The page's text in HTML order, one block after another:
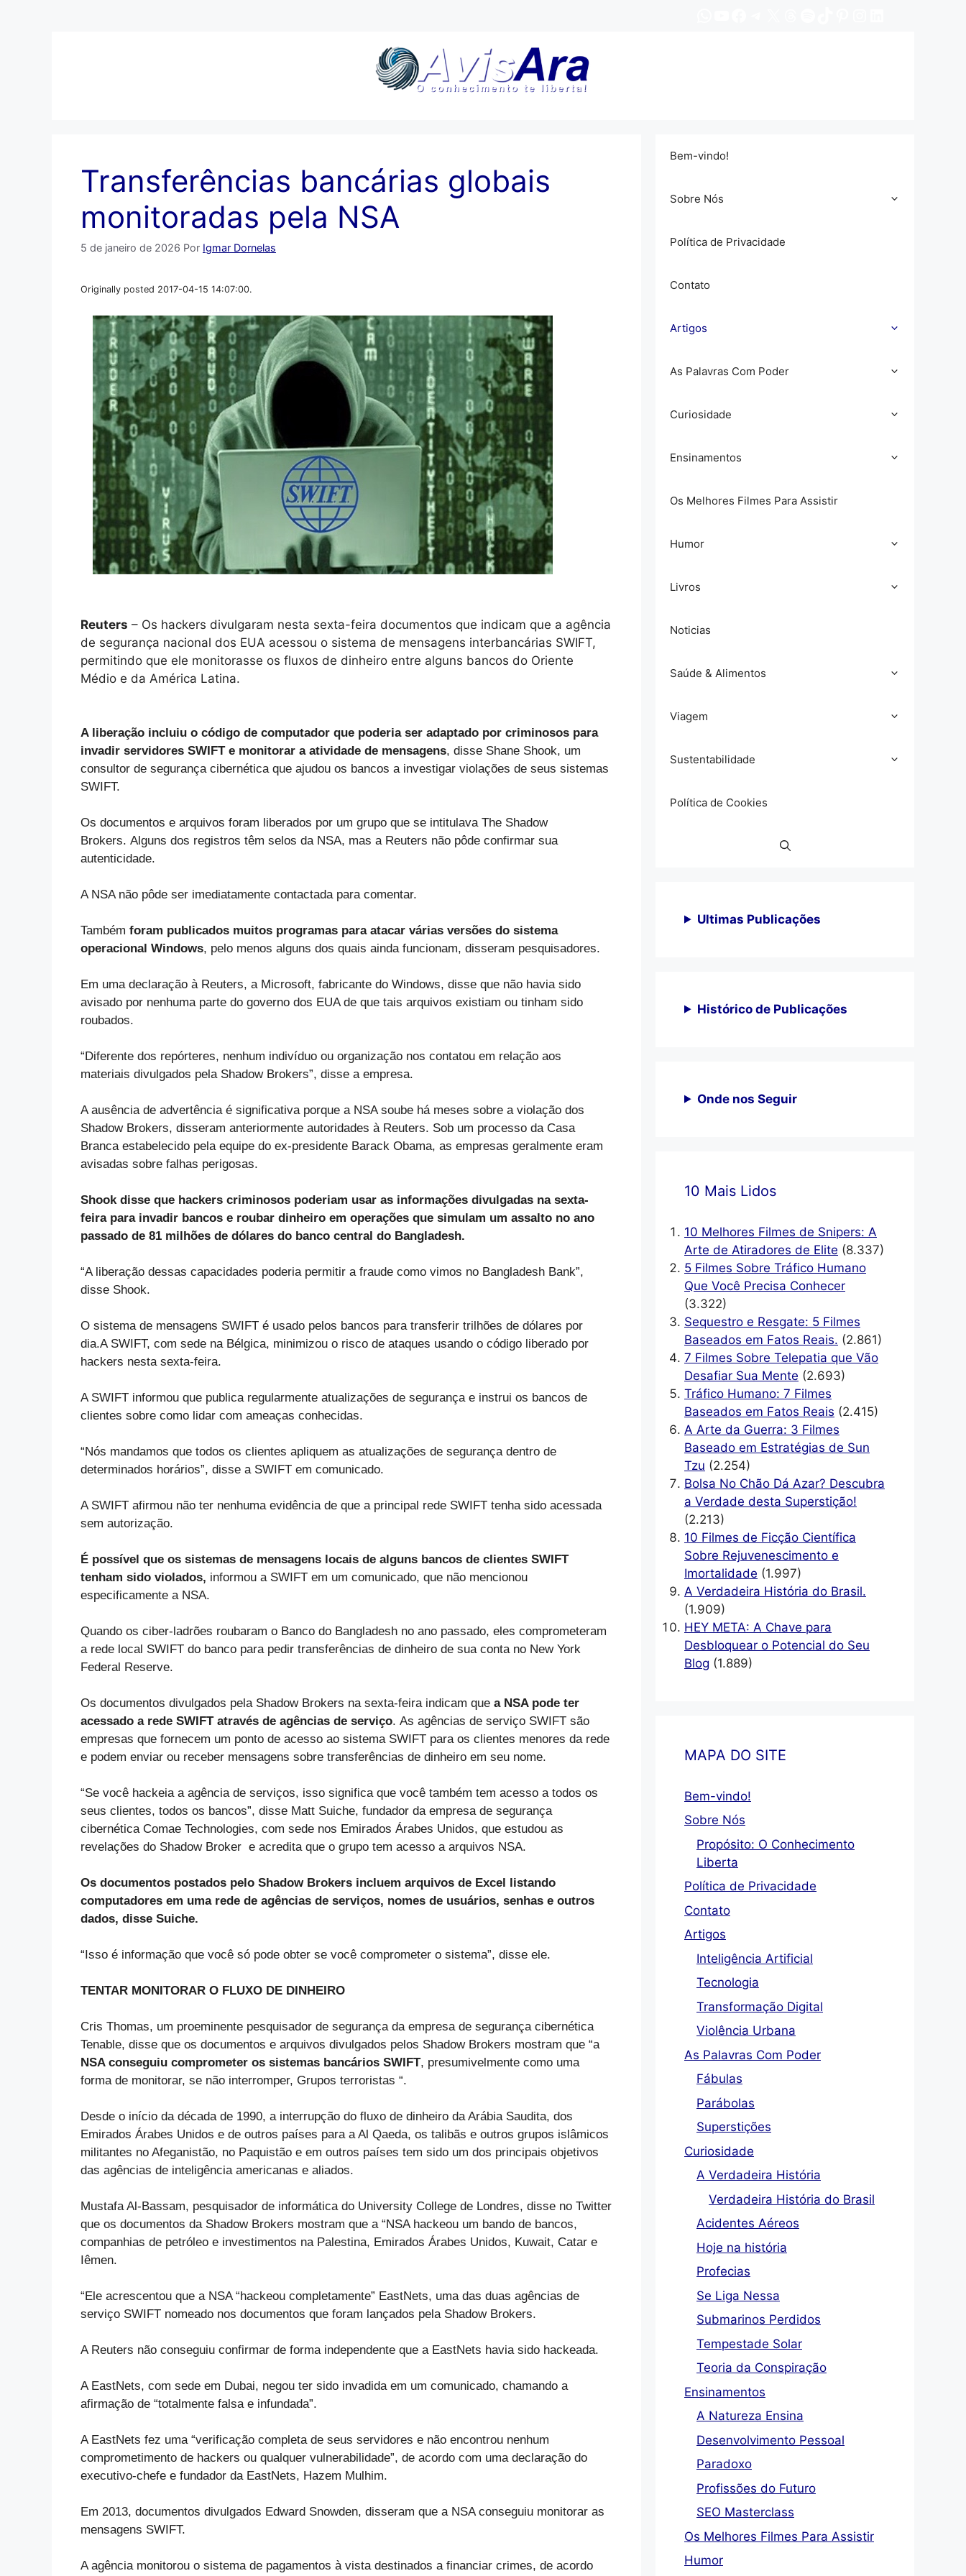
Transferências bancárias globais
monitoradas pela NSA
5 de janeiro de 2026 Por Igmar Dornelas
Originally posted 2017-04-15 14:07:00.
Reuters – Os hackers divulgaram nesta sexta-feira documentos que indicam que a agência
de segurança nacional dos EUA acessou o sistema de mensagens interbancárias SWIFT,
permitindo que ele monitorasse os fluxos de dinheiro entre alguns bancos do Oriente
Médio e da América Latina.
A liberação incluiu o código de computador que poderia ser adaptado por criminosos para
invadir servidores SWIFT e monitorar a atividade de mensagens, disse Shane Shook, um
consultor de segurança cibernética que ajudou os bancos a investigar violações de seus sistemas
SWIFT.
Os documentos e arquivos foram liberados por um grupo que se intitulava The Shadow
Brokers. Alguns dos registros têm selos da NSA, mas a Reuters não pôde confirmar sua
autenticidade.
A NSA não pôde ser imediatamente contactada para comentar.
Também foram publicados muitos programas para atacar várias versões do sistema
operacional Windows, pelo menos alguns dos quais ainda funcionam, disseram pesquisadores.
Em uma declaração à Reuters, a Microsoft, fabricante do Windows, disse que não havia sido
avisado por nenhuma parte do governo dos EUA de que tais arquivos existiam ou tinham sido
roubados.
“Diferente dos repórteres, nenhum indivíduo ou organização nos contatou em relação aos
materiais divulgados pela Shadow Brokers”, disse a empresa.
A ausência de advertência é significativa porque a NSA soube há meses sobre a violação dos
Shadow Brokers, disseram anteriormente autoridades à Reuters. Sob um processo da Casa
Branca estabelecido pela equipe do ex-presidente Barack Obama, as empresas geralmente eram
avisadas sobre falhas perigosas.
Shook disse que hackers criminosos poderiam usar as informações divulgadas na sexta-
feira para invadir bancos e roubar dinheiro em operações que simulam um assalto no ano
passado de 81 milhões de dólares do banco central do Bangladesh.
“A liberação dessas capacidades poderia permitir a fraude como vimos no Bangladesh Bank”,
disse Shook.
O sistema de mensagens SWIFT é usado pelos bancos para transferir trilhões de dólares por
dia.A SWIFT, com sede na Bélgica, minimizou o risco de ataques usando o código liberado por
hackers nesta sexta-feira.
A SWIFT informou que publica regularmente atualizações de segurança e instrui os bancos de
clientes sobre como lidar com ameaças conhecidas.
“Nós mandamos que todos os clientes apliquem as atualizações de segurança dentro de
determinados horários”, disse a SWIFT em comunicado.
A SWIFT afirmou não ter nenhuma evidência de que a principal rede SWIFT tenha sido acessada
sem autorização.
É possível que os sistemas de mensagens locais de alguns bancos de clientes SWIFT
tenham sido violados, informou a SWIFT em um comunicado, que não mencionou
especificamente a NSA.
Quando os ciber-ladrões roubaram o Banco do Bangladesh no ano passado, eles comprometeram
a rede local SWIFT do banco para pedir transferências de dinheiro de sua conta no New York
Federal Reserve.
Os documentos divulgados pela Shadow Brokers na sexta-feira indicam que a NSA pode ter
acessado a rede SWIFT através de agências de serviço. As agências de serviço SWIFT são
empresas que fornecem um ponto de acesso ao sistema SWIFT para os clientes menores da rede
e podem enviar ou receber mensagens sobre transferências de dinheiro em seu nome.
“Se você hackeia a agência de serviços, isso significa que você também tem acesso a todos os
seus clientes, todos os bancos”, disse Matt Suiche, fundador da empresa de segurança
cibernética Comae Technologies, com sede nos Emirados Árabes Unidos, que estudou as
revelações do Shadow Broker e acredita que o grupo tem acesso a arquivos NSA.
Os documentos postados pelo Shadow Brokers incluem arquivos de Excel listando
computadores em uma rede de agências de serviços, nomes de usuários, senhas e outros
dados, disse Suiche.
“Isso é informação que você só pode obter se você comprometer o sistema”, disse ele.
TENTAR MONITORAR O FLUXO DE DINHEIRO
Cris Thomas, um proeminente pesquisador de segurança da empresa de segurança cibernética
Tenable, disse que os documentos e arquivos divulgados pelos Shadow Brokers mostram que “a
NSA conseguiu comprometer os sistemas bancários SWIFT, presumivelmente como uma
forma de monitorar, se não interromper, Grupos terroristas “.
Desde o início da década de 1990, a interrupção do fluxo de dinheiro da Arábia Saudita, dos
Emirados Árabes Unidos e de outros países para a Al Qaeda, os talibãs e outros grupos islâmicos
militantes no Afeganistão, no Paquistão e em outros países tem sido um dos principais objetivos
das agências de inteligência americanas e aliados.
Mustafa Al-Bassam, pesquisador de informática do University College de Londres, disse no Twitter
que os documentos da Shadow Brokers mostram que a “NSA hackeou um bando de bancos,
companhias de petróleo e investimentos na Palestina, Emirados Árabes Unidos, Kuwait, Catar e
Iêmen.
“ Ele acrescentou que a NSA “hackeou completamente” EastNets, uma das duas agências de
serviço SWIFT nomeado nos documentos que foram lançados pela Shadow Brokers.
A Reuters não conseguiu confirmar de forma independente que a EastNets havia sido hackeada.
A EastNets, com sede em Dubai, negou ter sido invadida em um comunicado, chamando a
afirmação de “totalmente falsa e infundada”.
A EastNets fez uma “verificação completa de seus servidores e não encontrou nenhum
comprometimento de hackers ou qualquer vulnerabilidade”, de acordo com uma declaração do
executivo-chefe e fundador da EastNets, Hazem Mulhim.
Em 2013, documentos divulgados Edward Snowden, disseram que a NSA conseguiu monitorar as
mensagens SWIFT.
A agência monitorou o sistema de pagamentos à vista destinados a financiar crimes, de acordo
Bem-vindo!
Sobre Nós
Política de Privacidade
Contato
Artigos
As Palavras Com Poder
Curiosidade
Ensinamentos
Os Melhores Filmes Para Assistir
Humor
Livros
Noticias
Saúde & Alimentos
Viagem
Sustentabilidade
Política de Cookies
Ultimas Publicações
Histórico de Publicações
Onde nos Seguir
10 Mais Lidos
10 Melhores Filmes de Snipers: A
Arte de Atiradores de Elite (8.337)
5 Filmes Sobre Tráfico Humano
Que Você Precisa Conhecer
(3.322)
Sequestro e Resgate: 5 Filmes
Baseados em Fatos Reais. (2.861)
7 Filmes Sobre Telepatia que Vão
Desafiar Sua Mente (2.693)
Tráfico Humano: 7 Filmes
Baseados em Fatos Reais (2.415)
A Arte da Guerra: 3 Filmes
Baseado em Estratégias de Sun
Tzu (2.254)
Bolsa No Chão Dá Azar? Descubra
a Verdade desta Superstição!
(2.213)
10 Filmes de Ficção Científica
Sobre Rejuvenescimento e
Imortalidade (1.997)
A Verdadeira História do Brasil.
(1.909)
HEY META: A Chave para
Desbloquear o Potencial do Seu
Blog (1.889)
MAPA DO SITE
Bem-vindo!
Sobre Nós
Propósito: O Conhecimento
Liberta
Política de Privacidade
Contato
Artigos
Inteligência Artificial
Tecnologia
Transformação Digital
Violência Urbana
As Palavras Com Poder
Fábulas
Parábolas
Superstições
Curiosidade
A Verdadeira História
Verdadeira História do Brasil
Acidentes Aéreos
Hoje na história
Profecias
Se Liga Nessa
Submarinos Perdidos
Tempestade Solar
Teoria da Conspiração
Ensinamentos
A Natureza Ensina
Desenvolvimento Pessoal
Paradoxo
Profissões do Futuro
SEO Masterclass
Os Melhores Filmes Para Assistir
Humor